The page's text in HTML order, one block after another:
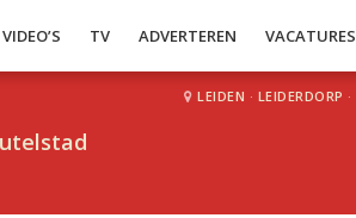
VIDEO’S TV ADVERTEREN VACATURES
LEIDEN · LEIDERDORP ·